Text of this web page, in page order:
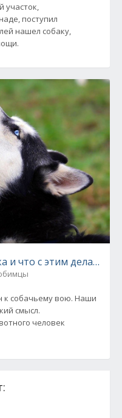
участок,
поступил
нашел собаку,
и что с этим делать
к собачьему вою. Наши
смысл.
человек